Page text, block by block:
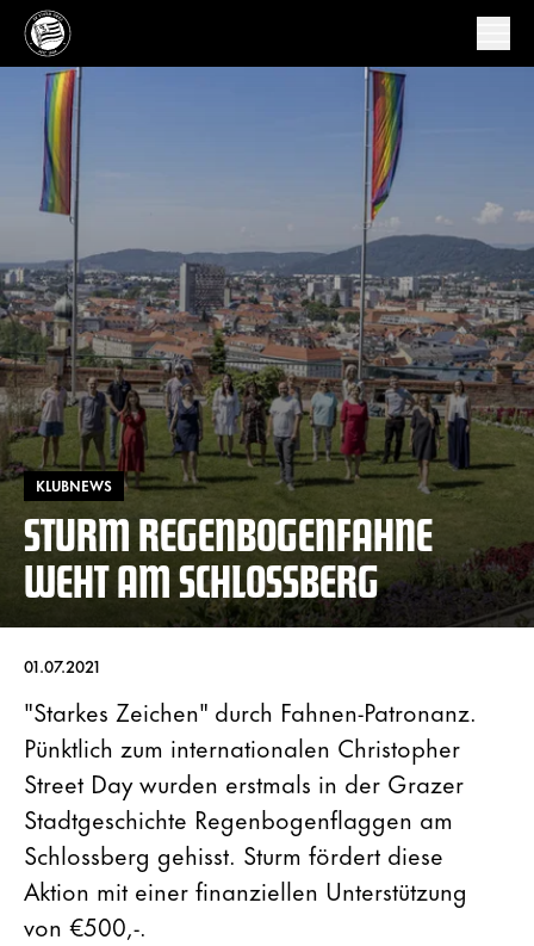
KLUBNEWS
STURM REGENBOGENFAHNE
WEHT AM SCHLOSSBERG
01.07.2021
"Starkes Zeichen" durch Fahnen-Patronanz.
Pünktlich zum internationalen Christopher
Street Day wurden erstmals in der Grazer
Stadtgeschichte Regenbogenflaggen am
Schlossberg gehisst. Sturm fördert diese
Aktion mit einer finanziellen Unterstützung
von €500,-.